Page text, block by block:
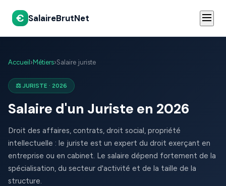
€ SalaireBrutNet
Accueil › Métiers›Salaire juriste
⚖️ JURISTE · 2026
Salaire d'un Juriste en 2026
Droit des affaires, contrats, droit social, propriété
intellectuelle : le juriste est un expert du droit exerçant en
entreprise ou en cabinet. Le salaire dépend fortement de la
spécialisation, du secteur d'activité et de la taille de la
structure.